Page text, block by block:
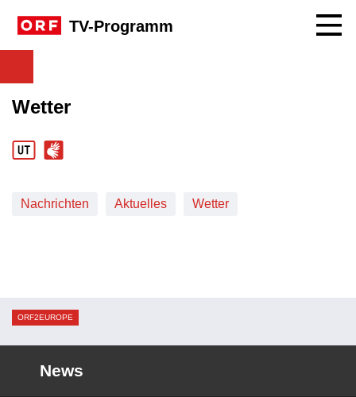
TV-Programm
Wetter
Nachrichten Aktuelles Wetter
ORF2EUROPE
News